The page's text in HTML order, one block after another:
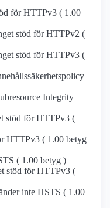
för HTTPv3 ( 1.00
stöd för HTTPv2 (
stöd för HTTPv3 (
Integrity
stöd för HTTPv3 (
HTTPv3 ( 1.00 betyg
( 1.00 betyg )
stöd för HTTPv3 (
inte HSTS ( 1.00